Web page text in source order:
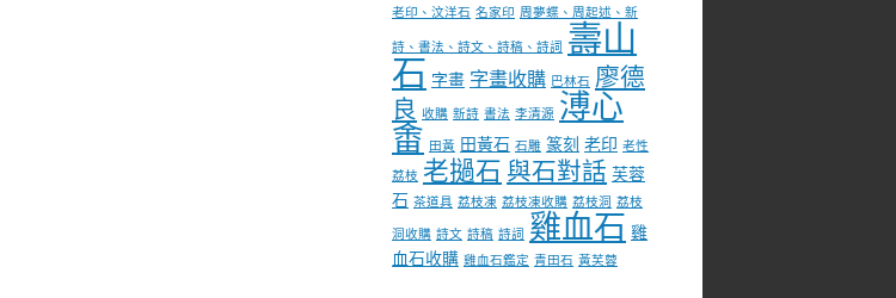
老印、汶洋石 名家印 周夢蝶、周起述、新
詩、書法、詩文、詩稿、詩詞 壽山
石 字畫 字畫收購 巴林石 廖德
良 收購 新詩 書法 李清源 溥心
畬 田黃 田黃石 石雕 篆刻 老印 老性
荔枝 老撾石 與石對話 芙蓉
石 茶道具 荔枝凍 荔枝凍收購 荔枝洞 荔枝
洞收購 詩文 詩稿 詩詞 雞血石 雞
血石收購 雞血石鑑定 青田石 黃芙蓉